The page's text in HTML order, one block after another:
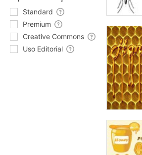
Standard
Premium
Creative Commons
Uso Editorial